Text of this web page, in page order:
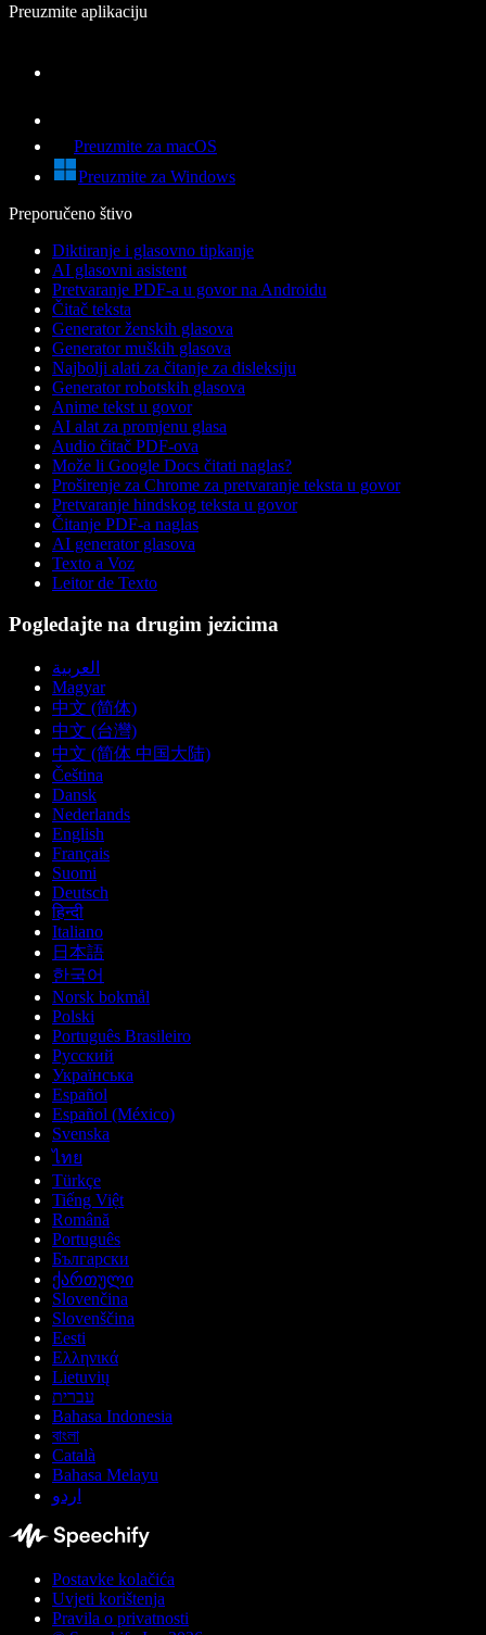
Preuzmite aplikaciju
Preuzmite za macOS
Preuzmite za Windows
Preporučeno štivo
Diktiranje i glasovno tipkanje
AI glasovni asistent
Pretvaranje PDF-a u govor na Androidu
Čitač teksta
Generator ženskih glasova
Generator muških glasova
Najbolji alati za čitanje za disleksiju
Generator robotskih glasova
Anime tekst u govor
AI alat za promjenu glasa
Audio čitač PDF-ova
Može li Google Docs čitati naglas?
Proširenje za Chrome za pretvaranje teksta u govor
Pretvaranje hindskog teksta u govor
Čitanje PDF-a naglas
AI generator glasova
Texto a Voz
Leitor de Texto
Pogledajte na drugim jezicima
العربية
Magyar
中文 (简体)
中文 (台灣)
中文 (简体 中国大陆)
Čeština
Dansk
Nederlands
English
Français
Suomi
Deutsch
हिन्दी
Italiano
日本語
한국어
Norsk bokmål
Polski
Português Brasileiro
Русский
Українська
Español
Español (México)
Svenska
ไทย
Türkçe
Tiếng Việt
Română
Português
Български
ქართული
Slovenčina
Slovenščina
Eesti
Ελληνικά
Lietuvių
עברית
Bahasa Indonesia
বাংলা
Català
Bahasa Melayu
اردو
Postavke kolačića
Uvjeti korištenja
Pravila o privatnosti